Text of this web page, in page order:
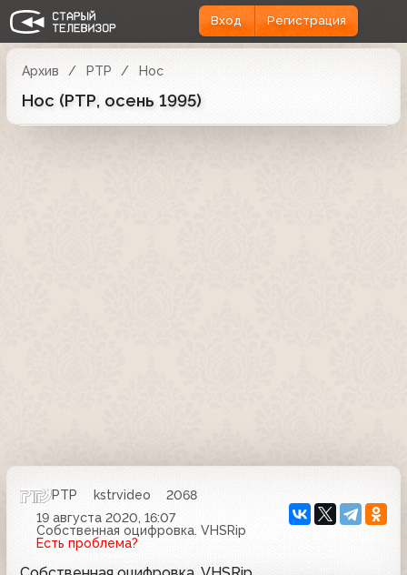
Вход Регистрация
Архив РТР Нос
Нос (РТР, осень 1995)
РТР kstrvideo
2068
19 августа 2020, 16:07
Собственная оцифровка. VHSRip
Есть проблема?